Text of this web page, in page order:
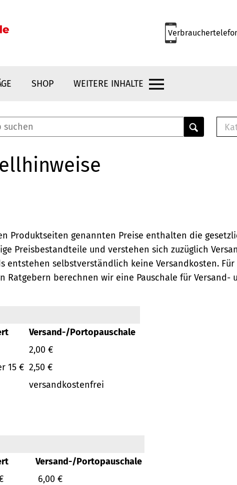
SHOP WEITERE INHALTE
Produktseiten genannten Preise enthalten die
Preisbestandteile und verstehen sich zuzüglich
entstehen selbstverständlich keine Versandkosten.
Ratgebern berechnen wir eine Pauschale für Versand-
Versand-/Portopauschale
2,00 €
15 € 2,50 €
versandkostenfrei
Versand-/Portopauschale
6,00 €